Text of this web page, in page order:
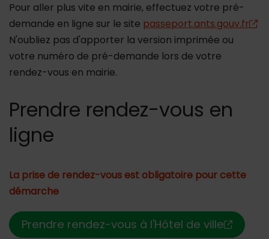
Pour aller plus vite en mairie, effectuez votre pré-
demande en ligne sur le site passeport.ants.gouv.fr
N'oubliez pas d'apporter la version imprimée ou
votre numéro de pré-demande lors de votre
rendez-vous en mairie.
Prendre rendez-vous en
ligne
La prise de rendez-vous est obligatoire pour cette
démarche
Prendre rendez-vous à l'Hôtel de ville